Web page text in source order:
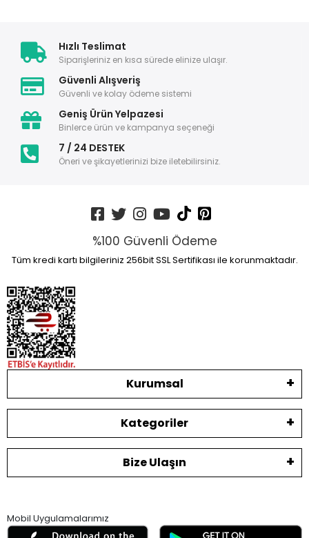
Hızlı Teslimat
Siparişleriniz en kısa sürede elinize ulaşır.
Güvenli Alışveriş
Güvenli ve kolay ödeme sistemi
Geniş Ürün Yelpazesi
Binlerce ürün ve kampanya seçeneği
7 / 24 DESTEK
Öneri ve şikayetlerinizi bize iletebilirsiniz.
%100 Güvenli Ödeme
Tüm kredi kartı bilgileriniz 256bit SSL Sertifikası ile korunmaktadır.
Kurumsal
Kategoriler
Bize Ulaşın
Mobil Uygulamalarımız